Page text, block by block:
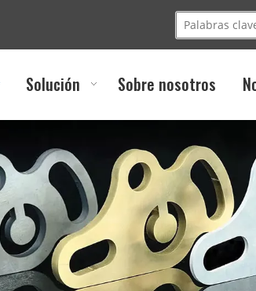
Solución Sobre nosotros